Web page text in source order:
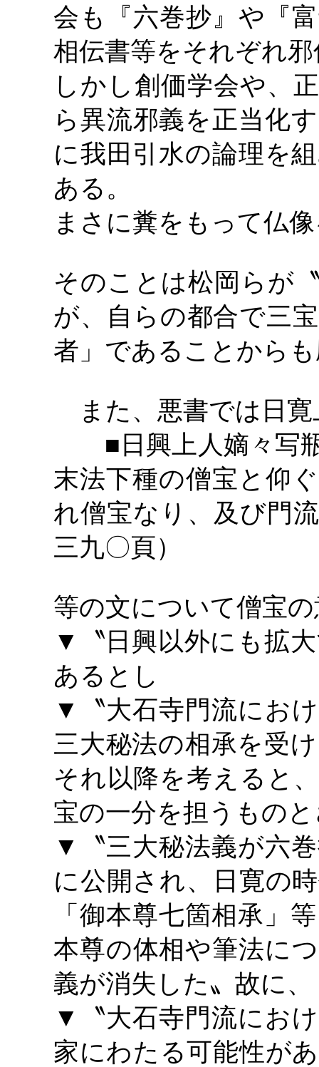
会も『六巻抄』や『
相伝書等をそれぞれ
しかし創価学会や、
ら異流邪義を正当化
に我田引水の論理を
ある。
まさに糞をもって仏
そのことは松岡らが
が、自らの都合で三
者」であることから
また、悪書では日寛
■日興上人嫡々写
末法下種の僧宝と仰
れ僧宝なり、及び門
三九〇頁）
等の文について僧宝
▼〝日興以外にも拡
あるとし
▼〝大石寺門流にお
三大秘法の相承を受
それ以降を考えると
宝の一分を担うもの
▼〝三大秘法義が六
に公開され、日寛の
「御本尊七箇相承」
本尊の体相や筆法に
義が消失した〟故に、
▼〝大石寺門流にお
家にわたる可能性が